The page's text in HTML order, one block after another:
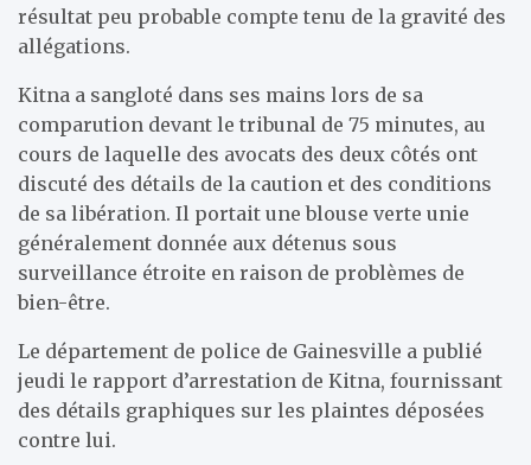
résultat peu probable compte tenu de la gravité des
allégations.
Kitna a sangloté dans ses mains lors de sa
comparution devant le tribunal de 75 minutes, au
cours de laquelle des avocats des deux côtés ont
discuté des détails de la caution et des conditions
de sa libération. Il portait une blouse verte unie
généralement donnée aux détenus sous
surveillance étroite en raison de problèmes de
bien-être.
Le département de police de Gainesville a publié
jeudi le rapport d’arrestation de Kitna, fournissant
des détails graphiques sur les plaintes déposées
contre lui.